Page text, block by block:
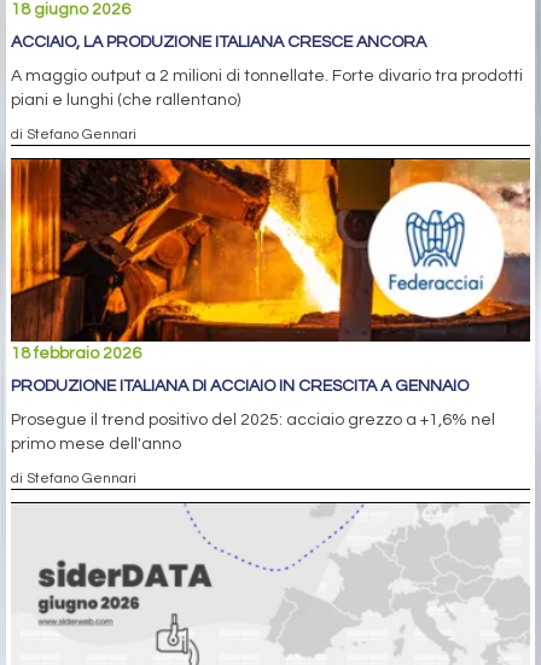
18 giugno 2026
ACCIAIO, LA PRODUZIONE ITALIANA CRESCE ANCORA
A maggio output a 2 milioni di tonnellate. Forte divario tra prodotti
piani e lunghi (che rallentano)
di Stefano Gennari
18 febbraio 2026
PRODUZIONE ITALIANA DI ACCIAIO IN CRESCITA A GENNAIO
Prosegue il trend positivo del 2025: acciaio grezzo a +1,6% nel
primo mese dell'anno
di Stefano Gennari